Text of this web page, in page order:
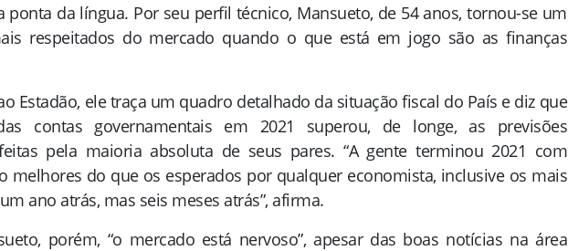
ponta da língua. Por seu perfil técnico, Mansueto, de 54 anos, tornou-se um
respeitados do mercado quando o que está em jogo são as finanças
Estadão, ele traça um quadro detalhado da situação fiscal do País e diz que
contas governamentais em 2021 superou, de longe, as previsões
pela maioria absoluta de seus pares. “A gente terminou 2021 com
melhores do que os esperados por qualquer economista, inclusive os mais
ano atrás, mas seis meses atrás”, afirma.
porém, “o mercado está nervoso”, apesar das boas notícias na área